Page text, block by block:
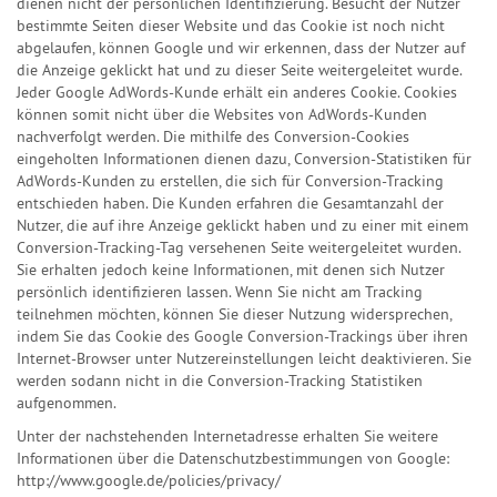
bestimmte Seiten dieser Website und das Cookie ist noch nicht
abgelaufen, können Google und wir erkennen, dass der Nutzer auf
die Anzeige geklickt hat und zu dieser Seite weitergeleitet wurde.
Jeder Google AdWords-Kunde erhält ein anderes Cookie. Cookies
können somit nicht über die Websites von AdWords-Kunden
nachverfolgt werden. Die mithilfe des Conversion-Cookies
eingeholten Informationen dienen dazu, Conversion-Statistiken für
AdWords-Kunden zu erstellen, die sich für Conversion-Tracking
entschieden haben. Die Kunden erfahren die Gesamtanzahl der
Nutzer, die auf ihre Anzeige geklickt haben und zu einer mit einem
Conversion-Tracking-Tag versehenen Seite weitergeleitet wurden.
Sie erhalten jedoch keine Informationen, mit denen sich Nutzer
persönlich identifizieren lassen. Wenn Sie nicht am Tracking
teilnehmen möchten, können Sie dieser Nutzung widersprechen,
indem Sie das Cookie des Google Conversion-Trackings über ihren
Internet-Browser unter Nutzereinstellungen leicht deaktivieren. Sie
werden sodann nicht in die Conversion-Tracking Statistiken
aufgenommen.
Unter der nachstehenden Internetadresse erhalten Sie weitere
Informationen über die Datenschutzbestimmungen von Google:
http://www.google.de/policies/privacy/